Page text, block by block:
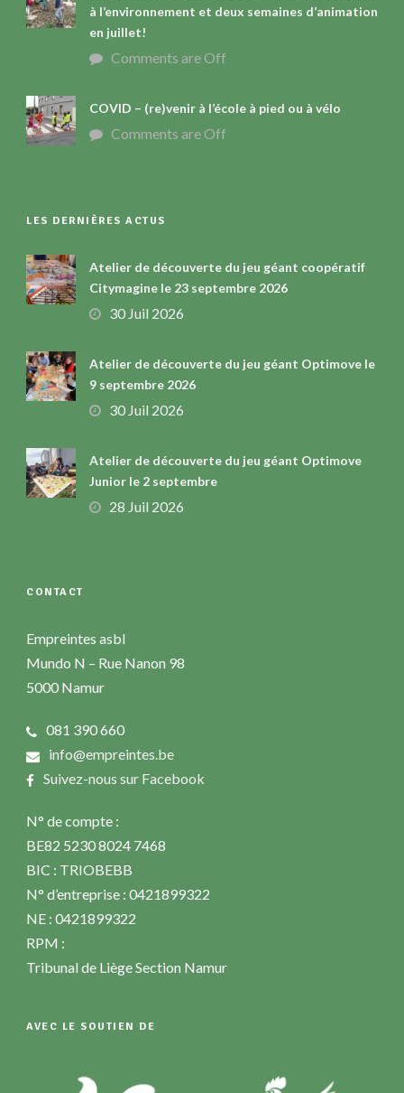
à l’environnement et deux semaines d’animation
en juillet!
Comments are Off
COVID – (re)venir à l’école à pied ou à vélo
Comments are Off
LES DERNIÈRES ACTUS
Atelier de découverte du jeu géant coopératif
Citymagine le 23 septembre 2026
30 Juil 2026
Atelier de découverte du jeu géant Optimove le
9 septembre 2026
30 Juil 2026
Atelier de découverte du jeu géant Optimove
Junior le 2 septembre
28 Juil 2026
CONTACT
Empreintes asbl
Mundo N – Rue Nanon 98
5000 Namur
081 390 660
info@empreintes.be
Suivez-nous sur Facebook
N° de compte :
BE82 5230 8024 7468
BIC : TRIOBEBB
N° d’entreprise : 0421899322
NE : 0421899322
RPM :
Tribunal de Liège Section Namur
AVEC LE SOUTIEN DE